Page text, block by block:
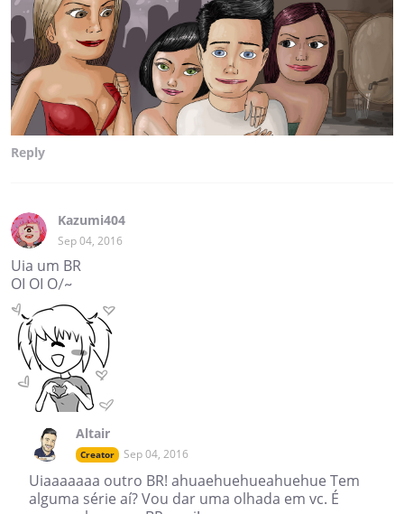
Reply
Kazumi404
Sep 04, 2016
Uia um BR
OI OI O/~
Altair
Creator Sep 04, 2016
Uiaaaaaaa outro BR! ahuaehuehueahuehue Tem
alguma série aí? Vou dar uma olhada em vc. É